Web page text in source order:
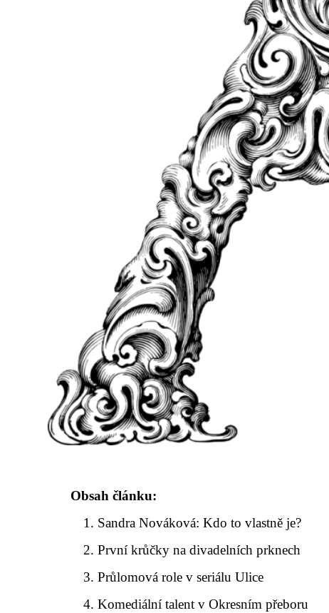
Obsah článku:
Sandra Nováková: Kdo to vlastně je?
První krůčky na divadelních prknech
Průlomová role v seriálu Ulice
Komediální talent v Okresním přeboru